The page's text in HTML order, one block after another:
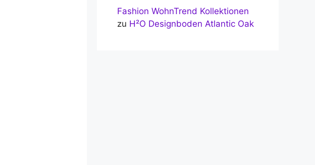
Fashion WohnTrend Kollektionen
zu H²O Designboden Atlantic Oak